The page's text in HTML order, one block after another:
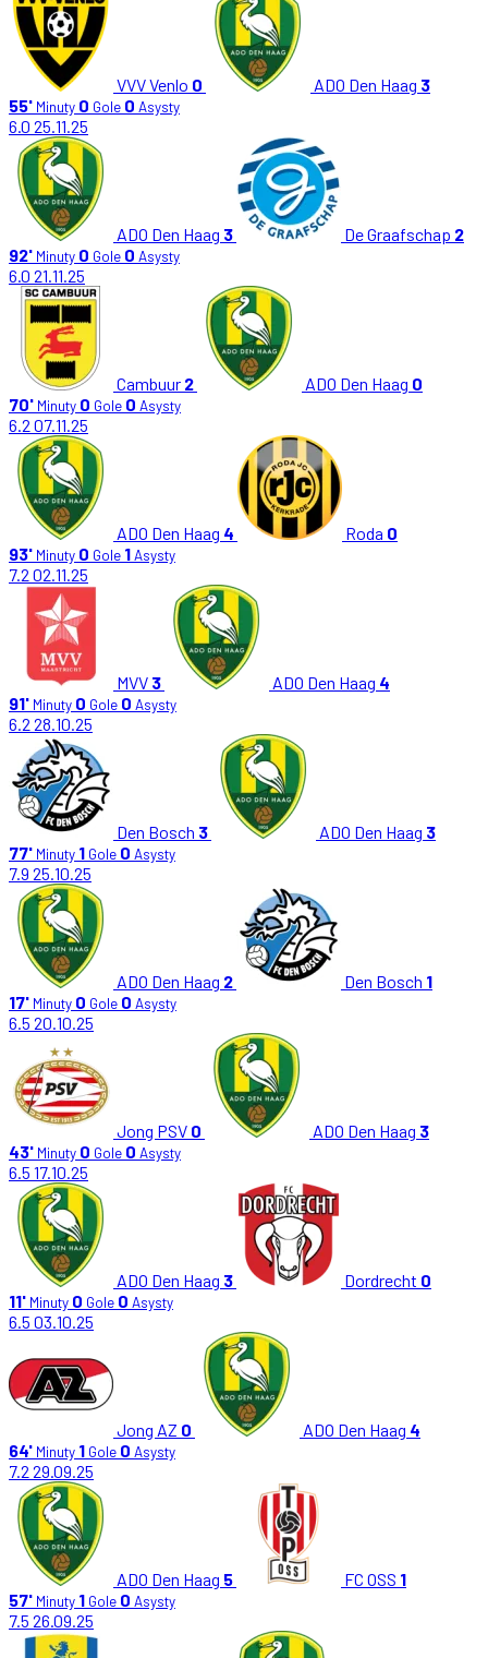
VVV Venlo 0 ADO Den Haag 3
55' Minuty 0 Gole 0 Asysty
6.0 25.11.25
ADO Den Haag 3 De Graafschap 2
92' Minuty 0 Gole 0 Asysty
6.0 21.11.25
Cambuur 2 ADO Den Haag 0
70' Minuty 0 Gole 0 Asysty
6.2 07.11.25
ADO Den Haag 4 Roda 0
93' Minuty 0 Gole 1Asysty
7.2 02.11.25
MVV 3 ADO Den Haag 4
91' Minuty 0 Gole 0 Asysty
6.2 28.10.25
Den Bosch 3 ADO Den Haag 3
77' Minuty 1 Gole 0 Asysty
7.9 25.10.25
ADO Den Haag 2 Den Bosch 1
17' Minuty 0 Gole 0 Asysty
6.5 20.10.25
Jong PSV 0 ADO Den Haag 3
43' Minuty 0 Gole 0 Asysty
6.5 17.10.25
ADO Den Haag 3 Dordrecht 0
11' Minuty 0 Gole 0 Asysty
6.5 03.10.25
Jong AZ 0 ADO Den Haag 4
64' Minuty 1 Gole 0 Asysty
7.2 29.09.25
ADO Den Haag 5 FC OSS 1
57' Minuty 1 Gole 0 Asysty
7.5 26.09.25